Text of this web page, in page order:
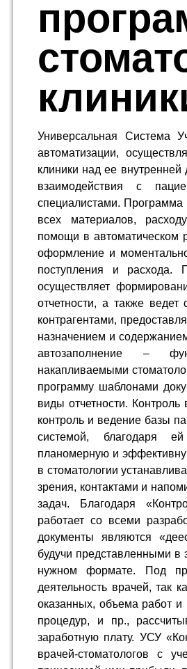
Универсальная Система
автоматизации,
клиники над ее
взаимодействия с
специалистами. Программа
всех материалов,
помощи в автоматическом
оформление и
поступления и расхода.
осуществляет
отчетности, а также
контрагентами,
назначением и
автозаполнение –
накапливаемыми
программу шаблонами
виды отчетности. Контроль
контроль и ведение базы
системой, благодаря
планомерную и
в стоматологии
зрения, контактами и
задач. Благодаря
работает со всеми
документы являются
будучи представленными в
нужном формате. Под
деятельность врачей, так
оказанных, объема работ
процедур, и пр.,
заработную плату. УСУ
врачей-стоматологов с